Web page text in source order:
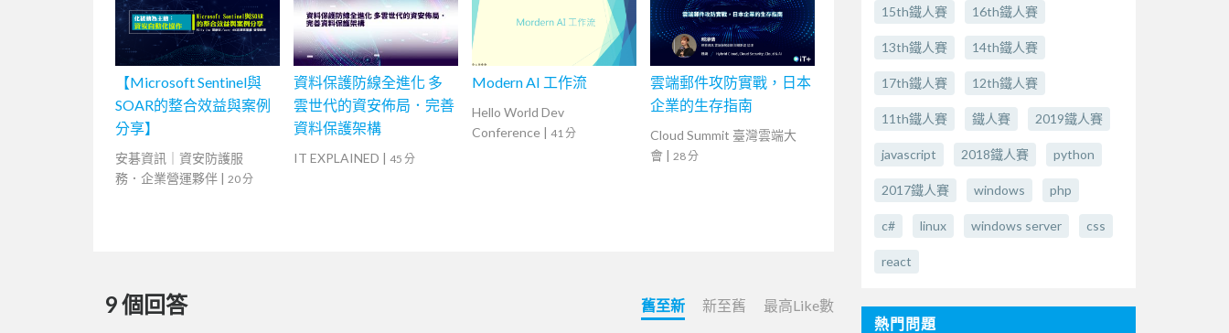
【Microsoft Sentinel與
SOAR的整合效益與案例
分享】
安碁資訊｜資安防護服
務．企業營運夥伴 | 20 分
資料保護防線全進化 多
雲世代的資安佈局．完善
資料保護架構
IT EXPLAINED | 45 分
Modern AI 工作流
Hello World Dev
Conference | 41 分
雲端郵件攻防實戰，日本
企業的生存指南
Cloud Summit 臺灣雲端大
會 | 28 分
9 個回答 舊至新 新至舊 最高Like數
15th鐵人賽 16th鐵人賽
13th鐵人賽 14th鐵人賽
17th鐵人賽 12th鐵人賽
11th鐵人賽 鐵人賽 2019鐵人賽
javascript 2018鐵人賽 python
2017鐵人賽 windows php
c# linux windows server css
react
熱門問題